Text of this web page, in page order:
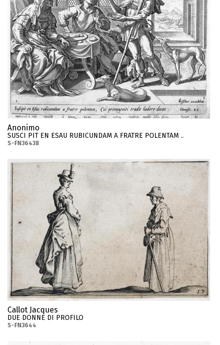
Anonimo
SUSCI PIT EN ESAU RUBICUNDAM A FRATRE POLENTAM ..
S-FN36438
Callot Jacques
DUE DONNE DI PROFILO
S-FN3644